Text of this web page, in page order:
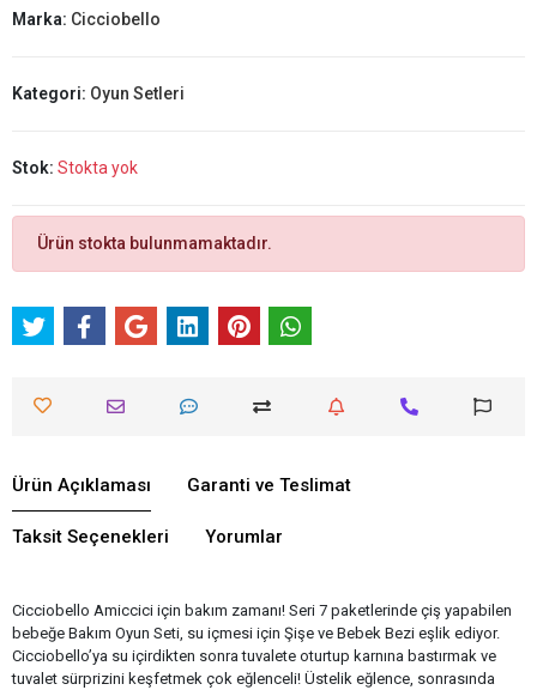
Marka: Cicciobello
Kategori: Oyun Setleri
Stok: Stokta yok
Ürün stokta bulunmamaktadır.
Ürün Açıklaması Garanti ve Teslimat
Taksit Seçenekleri Yorumlar
Cicciobello Amiccici için bakım zamanı! Seri 7 paketlerinde çiş yapabilen
bebeğe Bakım Oyun Seti, su içmesi için Şişe ve Bebek Bezi eşlik ediyor.
Cicciobello’ya su içirdikten sonra tuvalete oturtup karnına bastırmak ve
tuvalet sürprizini keşfetmek çok eğlenceli! Üstelik eğlence, sonrasında